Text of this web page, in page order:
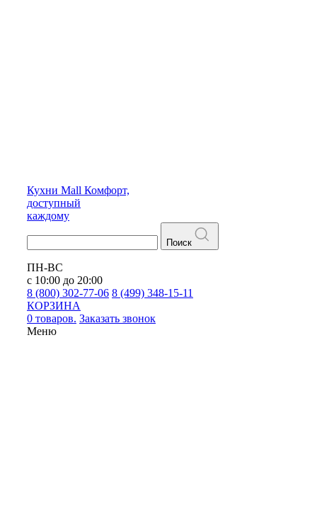
Кухни Mall Комфорт,
доступный
каждому
Поиск
ПН-ВС
с 10:00 до 20:00
8 (800) 302-77-06 8 (499) 348-15-11
КОРЗИНА
0 товаров. Заказать звонок
Меню